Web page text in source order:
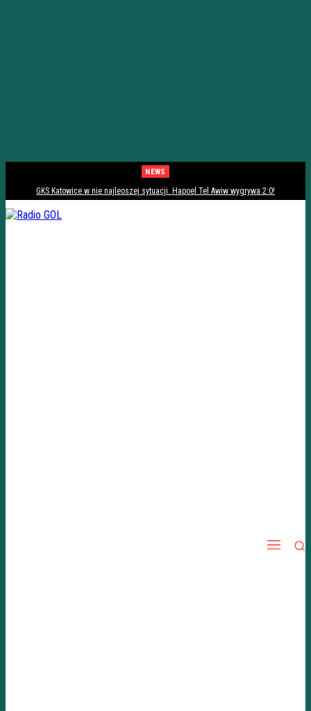
NEWS
GKS Katowice w nie najleoszej sytuacji. Hapoel Tel Awiw wygrywa 2:0!
[PODSUMOWANIE]